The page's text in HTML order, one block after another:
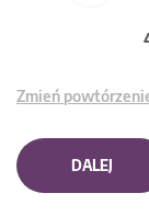
Zmień
DALEJ